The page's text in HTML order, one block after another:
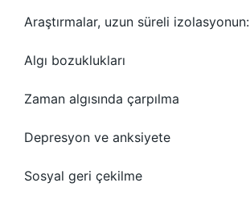
Araştırmalar, uzun süreli izolasyonun:
Algı bozuklukları
Zaman algısında çarpılma
Depresyon ve anksiyete
Sosyal geri çekilme